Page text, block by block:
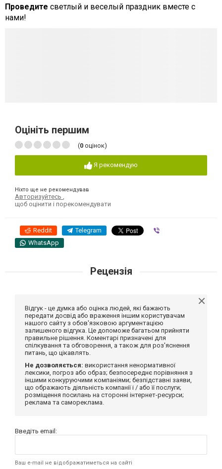
Проведите светлый и веселый праздник вместе с
нами!
Оцініть першим
(0 оцінок)
Я рекомендую
Ніхто ще не рекомендував
Авторизуйтесь
щоб оцінити і порекомендувати
Reddit Telegram
WhatsApp
Рецензія
Відгук - це думка або оцінка людей, які бажають
передати досвід або враження іншим користувачам
нашого сайту з обов'язковою аргументацією
залишеного відгука. Це допоможе багатьом прийняти
правильне рішення. Коментарі призначені для
спілкування та обговорення, а також для роз'яснення
питань, що цікавлять.
Не дозволяється: використання ненормативної
лексики, погроз або образ; безпосереднє порівняння з
іншими конкуруючими компаніями; безпідставні заяви,
що ображають діяльність компанії і / або її послуги;
розміщення посилань на сторонні інтернет-ресурси;
реклама та самореклама.
Введіть email:
Ваш e-mail не відображатиметься на сайті